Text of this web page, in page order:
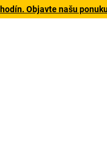
Objavte našu